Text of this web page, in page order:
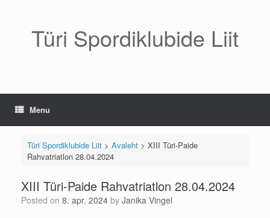
Türi Spordiklubide Liit
Menu
Türi Spordiklubide Liit> Avaleht> XIII Türi-Paide
Rahvatriatlon 28.04.2024
XIII Türi-Paide Rahvatriatlon 28.04.2024
Posted on 8. apr. 2024 by Janika Vingel